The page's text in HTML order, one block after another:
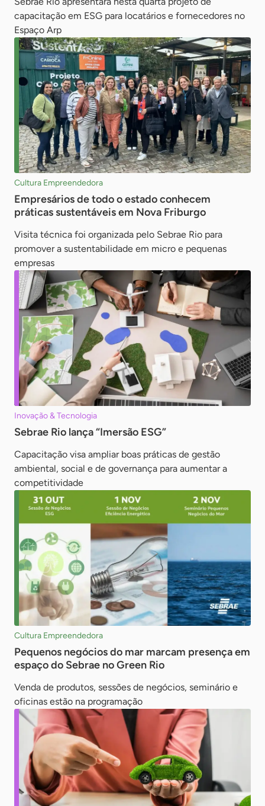
capacitação em ESG para locatários e fornecedores no
Espaço Arp
Cultura Empreendedora
Empresários de todo o estado conhecem
práticas sustentáveis em Nova Friburgo
Visita técnica foi organizada pelo Sebrae Rio para
promover a sustentabilidade em micro e pequenas
empresas
Inovação & Tecnologia
Sebrae Rio lança “Imersão ESG”
Capacitação visa ampliar boas práticas de gestão
ambiental, social e de governança para aumentar a
competitividade
Cultura Empreendedora
Pequenos negócios do mar marcam presença em
espaço do Sebrae no Green Rio
Venda de produtos, sessões de negócios, seminário e
oficinas estão na programação